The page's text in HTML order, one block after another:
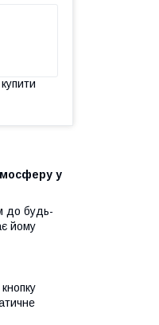
у
до будь-
йому